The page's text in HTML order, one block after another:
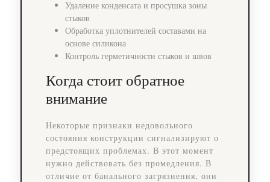
Удаление конденсата и просушка зоны
стыков
Обработка уплотнителей составами на
основе силикона
Контроль герметичности стыков и швов
Когда стоит обратное
внимание
Некоторые признаки недовольного
состояния конструкции сигнализируют о
предстоящих проблемах. В этот момент
нужно действовать без промедления. В
отличие от банального загрязнения, они